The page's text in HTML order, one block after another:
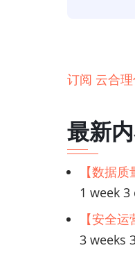
订阅 云合
最新
【数据
1 week 3
【安全
3 weeks